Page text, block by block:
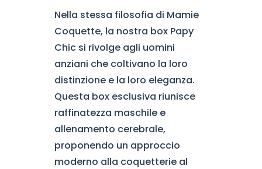
Nella stessa filosofia di Mamie
Coquette, la nostra box Papy
Chic si rivolge agli uomini
anziani che coltivano la loro
distinzione e la loro eleganza.
Questa box esclusiva riunisce
raffinatezza maschile e
allenamento cerebrale,
proponendo un approccio
moderno alla coquetterie al